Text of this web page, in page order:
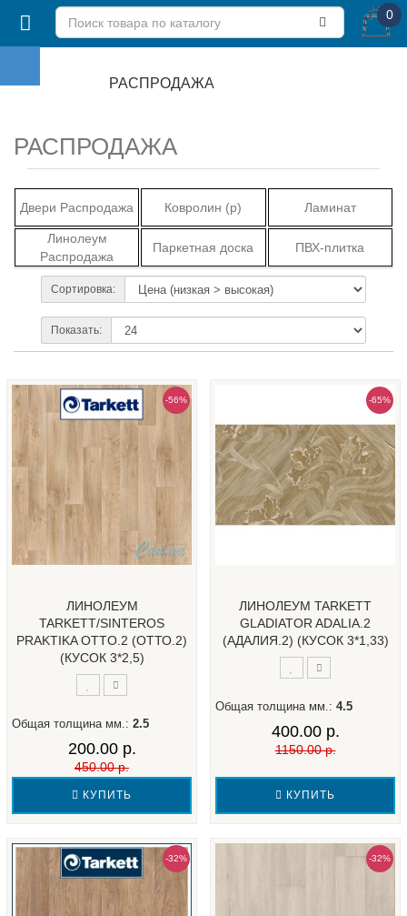
0
РАСПРОДАЖА
РАСПРОДАЖА
Двери Распродажа Ковролин (р) Ламинат
Линолеум
Распродажа
Паркетная доска ПВХ-плитка
Сортировка:
Показать:
-56%
ЛИНОЛЕУМ
TARKETT/SINTEROS
PRAKTIKA OTTO.2 (ОТТО.2)
(КУСОК 3*2,5)
Общая толщина мм.: 2.5
200.00 р.
450.00 р.
КУПИТЬ
-65%
ЛИНОЛЕУМ TARKETT
GLADIATOR ADALIA.2
(АДАЛИЯ.2) (КУСОК 3*1,33)
Общая толщина мм.: 4.5
400.00 р.
1150.00 р.
КУПИТЬ
-32% -32%